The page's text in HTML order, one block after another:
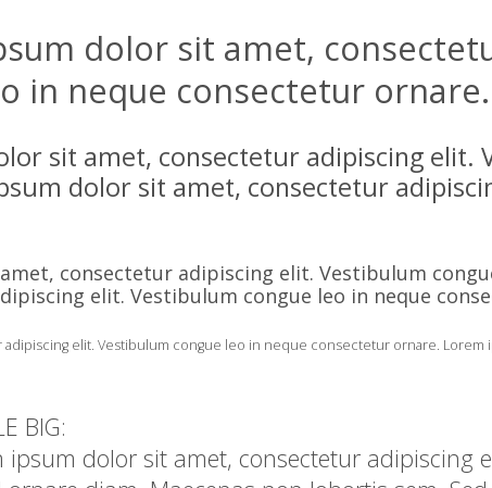
dolor sit amet,
in neque consectetur ornare.
sit amet, consectetur adipiscing
dolor sit amet, consectetur
consectetur adipiscing elit. Vestibulum
elit. Vestibulum congue leo in neque
adipiscing elit. Vestibulum congue leo in neque consectetur ornare.
BIG:
dolor sit amet, consectetur adipiscing